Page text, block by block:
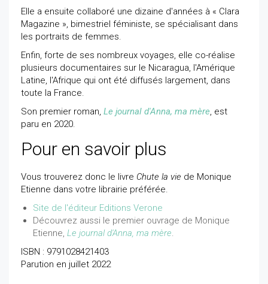
Elle a ensuite collaboré une dizaine d'années à « Clara
Magazine », bimestriel féministe, se spécialisant dans
les portraits de femmes.
Enfin, forte de ses nombreux voyages, elle co-réalise
plusieurs documentaires sur le Nicaragua, l'Amérique
Latine, l'Afrique qui ont été diffusés largement, dans
toute la France.
Son premier roman, Le journal d'Anna, ma mère, est
paru en 2020.
Pour en savoir plus
Vous trouverez donc le livre Chute la vie de Monique
Etienne dans votre librairie préférée.
Site de l'éditeur Editions Verone
Découvrez aussi le premier ouvrage de Monique
Etienne, Le journal d'Anna, ma mère.
ISBN : 9791028421403
Parution en juillet 2022